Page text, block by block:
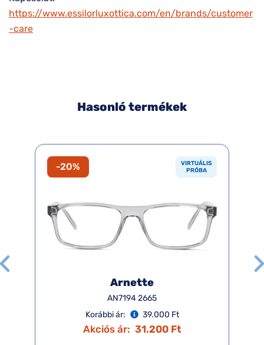
https://www.essilorluxottica.com/en/brands/customer
-care
Hasonló termékek
-20%
VIRTUÁLIS
PRÓBA
Arnette
AN7194 2665
Korábbi ár:
39.000 Ft
Akciós ár: 31.200 Ft